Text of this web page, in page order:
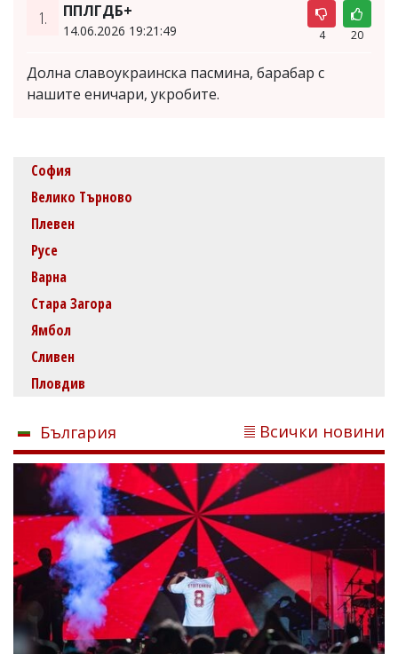
1. ППЛГДБ+
14.06.2026 19:21:49 4 20
Долна славоукраинска пасмина, барабар с
нашите еничари, укробите.
София
Велико Търново
Плевен
Русе
Варна
Стара Загора
Ямбол
Сливен
Пловдив
България Всички новини